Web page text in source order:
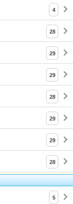
4
28
29
29
28
29
29
28
5